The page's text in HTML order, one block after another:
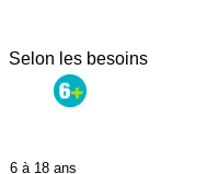
Selon les besoins
6 à 18 ans